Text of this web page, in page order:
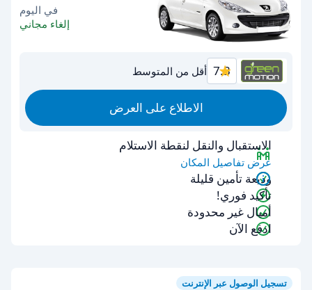
في اليوم
إلغاء مجاني
7.3 أقل من المتوسط
الاطلاع على العرض
الاستقبال والنقل لنقطة الاستلام
عرض تفاصيل المكان
وديعة تأمين قليلة
تأكيد فوري!
أميال غير محدودة
ادفع الآن
تسجيل الوصول عبر الإنترنت